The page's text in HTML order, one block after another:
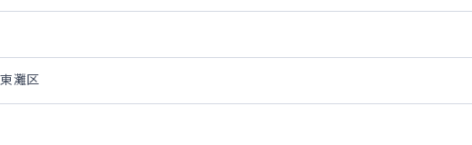
灘区